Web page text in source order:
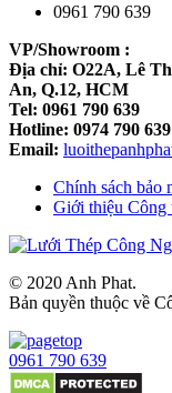
0961 790 639
VP/Showroom :
Địa chỉ: O22A, Lê
An, Q.12, HCM
Tel: 0961 790 639
Hotline: 0974 790 639
Email:
Chính sách bảo
Giới thiệu Công
© 2020 Anh Phat.
Bản quyền thuộc về
0961 790 639